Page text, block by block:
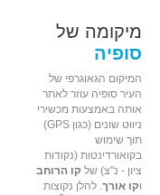
מיקומה של
סופיה
המיקום הגאוגרפי של
העיר סופיה עוזר לאתר
אותה באמצעות מכשירי
ניווט שונים (כגון GPS)
תוך שימוש
בקואורדינטות (נקודות
ציון - נ"צ) של קו הרוחב
וקו אורך. להלן נקוצות